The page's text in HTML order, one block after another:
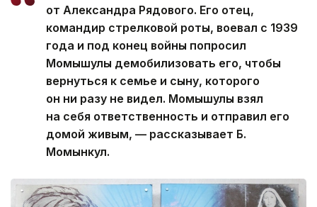
от Александра Рядового. Его отец,
командир стрелковой роты, воевал с 1939
года и под конец войны попросил
Момышулы демобилизовать его, чтобы
вернуться к семье и сыну, которого
он ни разу не видел. Момышулы взял
на себя ответственность и отправил его
домой живым, — рассказывает Б.
Момынкул.